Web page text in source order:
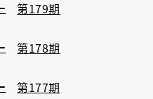
第179期
第178期
第177期